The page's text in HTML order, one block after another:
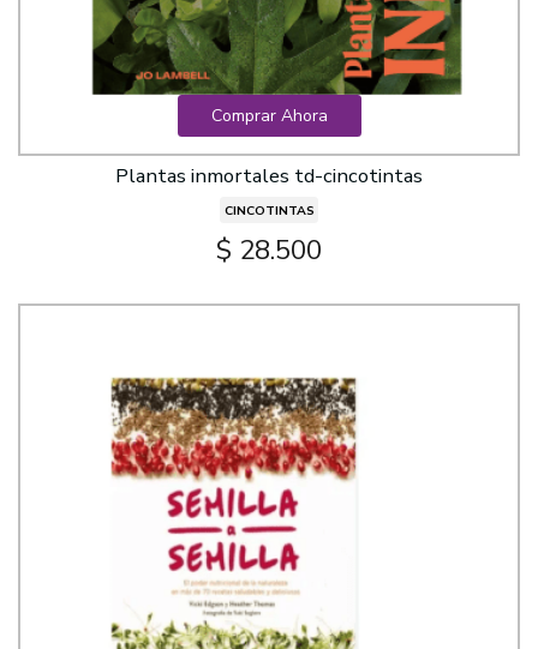
Comprar Ahora
Plantas inmortales td-cincotintas
CINCOTINTAS
$ 28.500